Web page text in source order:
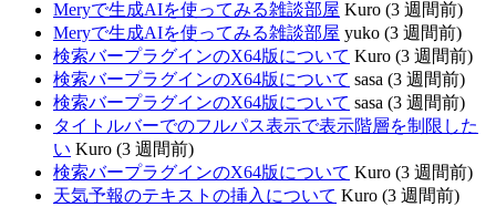
Meryで生成AIを使ってみる雑談部屋 Kuro (3 週間前)
Meryで生成AIを使ってみる雑談部屋 yuko (3 週間前)
検索バープラグインのX64版について Kuro (3 週間前)
検索バープラグインのX64版について sasa (3 週間前)
検索バープラグインのX64版について sasa (3 週間前)
タイトルバーでのフルパス表示で表示階層を制限した
い Kuro (3 週間前)
検索バープラグインのX64版について Kuro (3 週間前)
天気予報のテキストの挿入について Kuro (3 週間前)